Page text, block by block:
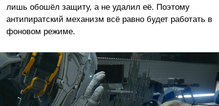
лишь обошёл защиту, а не удалил её. Поэтому
антипиратский механизм всё равно будет работать в
фоновом режиме.